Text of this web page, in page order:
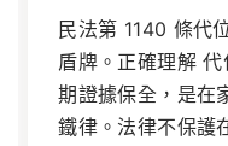
民法第 1140 條代
盾牌。正確理解代
期證據保全 ，是在
鐵律。法律不保護